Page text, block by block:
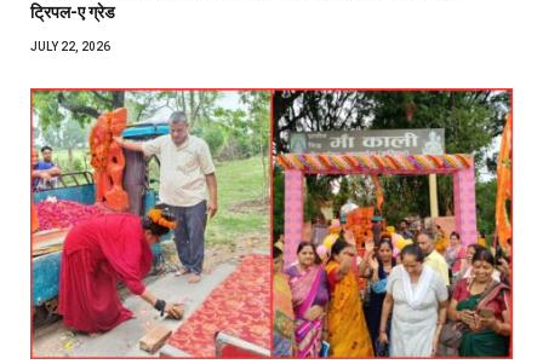
ट्रिपल-ए ग्रेड
JULY 22, 2026